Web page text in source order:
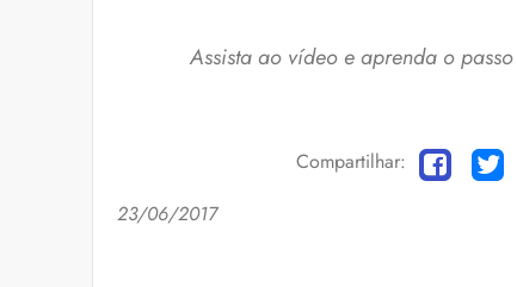
Assista ao vídeo e aprenda o
Compartilhar:
23/06/2017
O expert Willy